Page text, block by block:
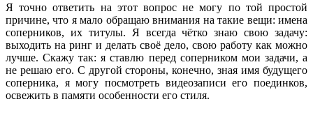
Я точно ответить на этот вопрос не могу по той простой
причине, что я мало обращаю внимания на такие вещи: имена
соперников, их титулы. Я всегда чётко знаю свою задачу:
выходить на ринг и делать своё дело, свою работу как можно
лучше. Скажу так: я ставлю перед соперником мои задачи, а
не решаю его. С другой стороны, конечно, зная имя будущего
соперника, я могу посмотреть видеозаписи его поединков,
освежить в памяти особенности его стиля.